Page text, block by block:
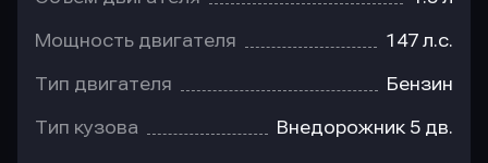
Мощность двигателя 147 л.с.
Тип двигателя Бензин
Тип кузова Внедорожник 5 дв.